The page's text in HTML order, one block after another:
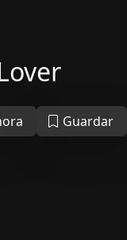
Guardar